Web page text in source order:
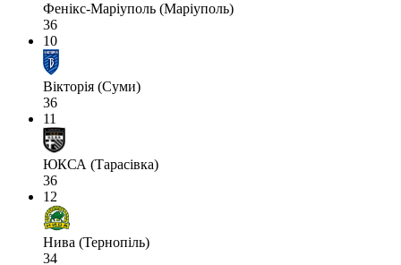
Фенікс-Маріуполь (Маріуполь)
36
10
Вікторія (Суми)
36
11
ЮКСА (Тарасівка)
36
12
Нива (Тернопіль)
34